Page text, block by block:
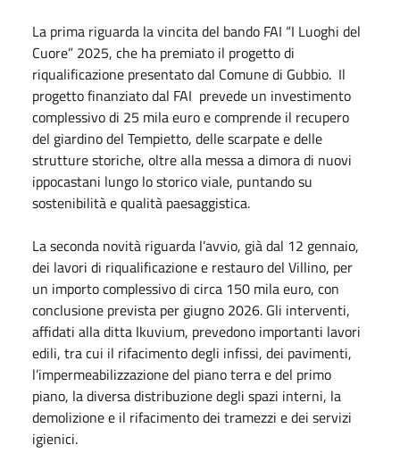
La prima riguarda la vincita del bando FAI “I Luoghi del
Cuore” 2025, che ha premiato il progetto di
riqualificazione presentato dal Comune di Gubbio. Il
progetto finanziato dal FAI prevede un investimento
complessivo di 25 mila euro e comprende il recupero
del giardino del Tempietto, delle scarpate e delle
strutture storiche, oltre alla messa a dimora di nuovi
ippocastani lungo lo storico viale, puntando su
sostenibilità e qualità paesaggistica.
La seconda novità riguarda l’avvio, già dal 12 gennaio,
dei lavori di riqualificazione e restauro del Villino, per
un importo complessivo di circa 150 mila euro, con
conclusione prevista per giugno 2026. Gli interventi,
affidati alla ditta Ikuvium, prevedono importanti lavori
edili, tra cui il rifacimento degli infissi, dei pavimenti,
l’impermeabilizzazione del piano terra e del primo
piano, la diversa distribuzione degli spazi interni, la
demolizione e il rifacimento dei tramezzi e dei servizi
igienici.